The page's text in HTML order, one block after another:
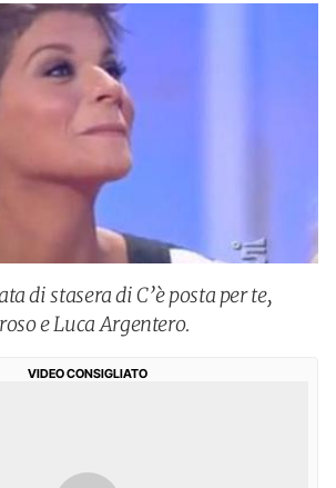
di stasera di C’è posta per te,
e Luca Argentero.
VIDEO CONSIGLIATO